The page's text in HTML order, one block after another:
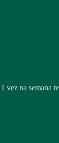
vez na semana